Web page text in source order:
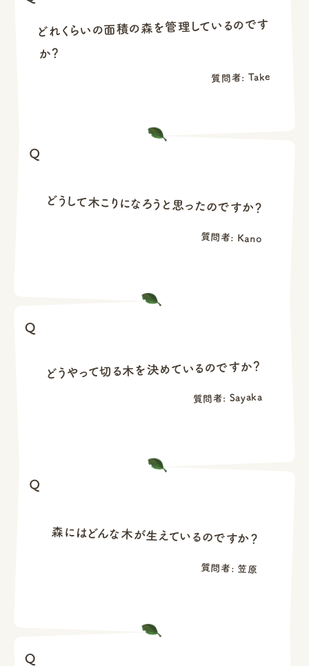
どれくらいの面積の森を管理しているのです
か？
質問者: Take
どうして木こりになろうと思ったのですか？
質問者: Kano
どうやって切る木を決めているのですか？
質問者: Sayaka
森にはどんな木が生えているのですか？
質問者: 笠原